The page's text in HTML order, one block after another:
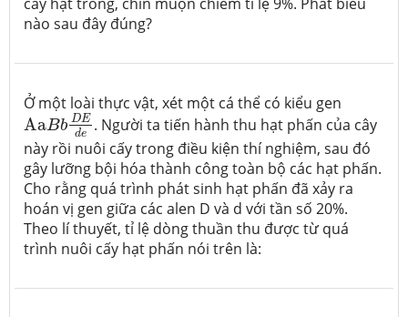
nào sau đây đúng?
Ở một loài thực vật, xét một cá thể có kiểu gen
AaBb DE
de
AaBbDEde
. Người ta tiến hành thu hạt phấn của cây
này rồi nuôi cấy trong điều kiện thí nghiệm, sau đó
gây lưỡng bội hóa thành công toàn bộ các hạt phấn.
Cho rằng quá trình phát sinh hạt phấn đã xảy ra
hoán vị gen giữa các alen D và d với tần số 20%.
Theo lí thuyết, tỉ lệ dòng thuần thu được từ quá
trình nuôi cấy hạt phấn nói trên là: